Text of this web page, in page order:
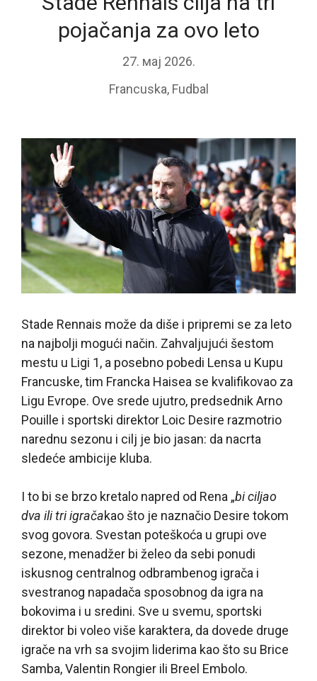
pojačanja za ovo leto
27. мај 2026.
Francuska, Fudbal
Stade Rennais može da diše i pripremi se za leto
na najbolji mogući način. Zahvaljujući šestom
mestu u Ligi 1, a posebno pobedi Lensa u Kupu
Francuske, tim Francka Haisea se kvalifikovao za
Ligu Evrope. Ove srede ujutro, predsednik Arno
Pouille i sportski direktor Loic Desire razmotrio
narednu sezonu i cilj je bio jasan: da nacrta
sledeće ambicije kluba.
I to bi se brzo kretalo napred od Rena „bi ciljao
dva ili tri igračakao što je naznačio Desire tokom
svog govora. Svestan poteškoća u grupi ove
sezone, menadžer bi želeo da sebi ponudi
iskusnog centralnog odbrambenog igrača i
svestranog napadača sposobnog da igra na
bokovima i u sredini. Sve u svemu, sportski
direktor bi voleo više karaktera, da dovede druge
igrače na vrh sa svojim liderima kao što su Brice
Samba, Valentin Rongier ili Breel Embolo.